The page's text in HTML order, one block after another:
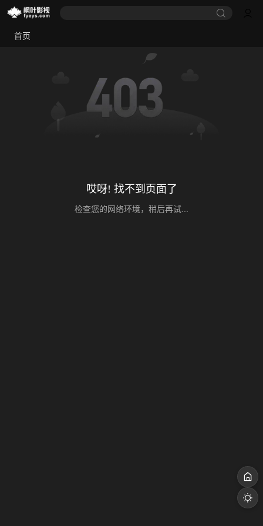
首页
哎呀! 找不到页面了
检查您的网络环境，稍后再试...